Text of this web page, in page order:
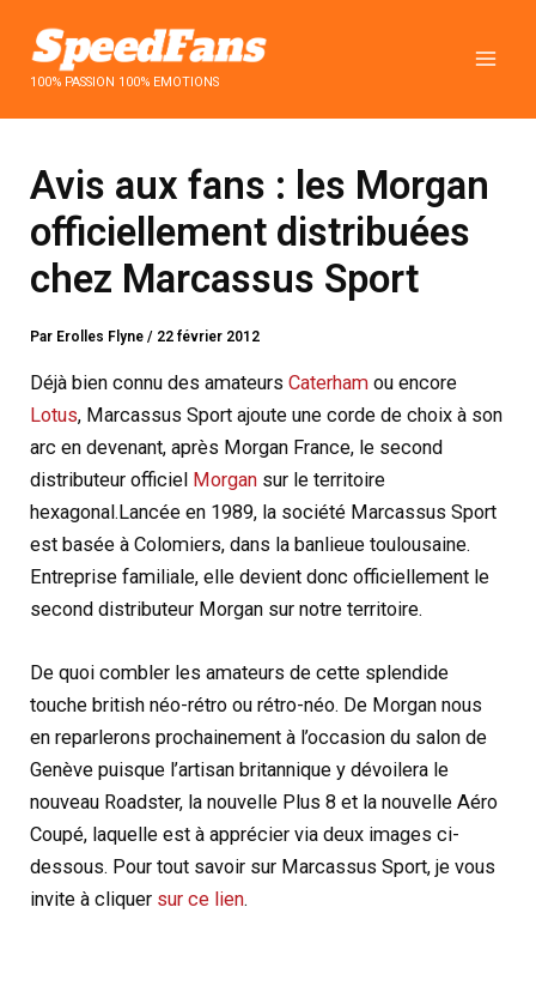
contenu100% PASSION 100% EMOTIONS
Avis aux fans : les Morgan
officiellement distribuées
chez Marcassus Sport
Par Erolles Flyne/ 22 février 2012
Déjà bien connu des amateursCaterham ou encore
Lotus, Marcassus Sport ajoute une corde de choix à son
arc en devenant, après Morgan France, le second
distributeur officiel Morgan sur le territoire
hexagonal. Lancée en 1989, la société Marcassus Sport
est basée à Colomiers, dans la banlieue toulousaine.
Entreprise familiale, elle devient donc officiellement le
second distributeur Morgan sur notre territoire.
De quoi combler les amateurs de cette splendide
touche british néo-rétro ou rétro-néo. De Morgan nous
en reparlerons prochainement à l’occasion du salon de
Genève puisque l’artisan britannique y dévoilera le
nouveau Roadster, la nouvelle Plus 8 et la nouvelle Aéro
Coupé, laquelle est à apprécier via deux images ci-
dessous. Pour tout savoir sur Marcassus Sport, je vous
invite à cliquer sur ce lien.